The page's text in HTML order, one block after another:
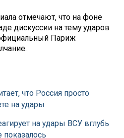
отмечают, что на фоне
дискуссии на тему ударов
Париж
что Россия просто
на удары
на удары ВСУ вглубь